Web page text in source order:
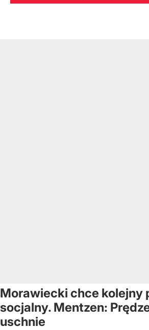
Morawiecki chce kolejny
socjalny. Mentzen:
uschnie